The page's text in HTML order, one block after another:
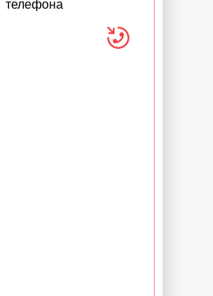
телефона